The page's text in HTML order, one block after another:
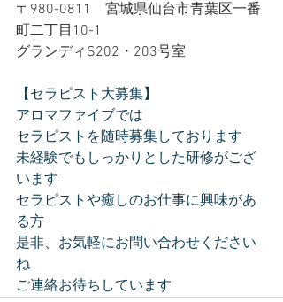
〒980-0811　宮城県仙台市青葉区一番
町二丁目10-1
グランディS202・203号室
【セラピスト大募集】
アロマファイブでは
セラピストを随時募集しております
未経験でもしっかりとした研修がござ
います
セラピストや癒しのお仕事に興味があ
る方
是非、お気軽にお問い合わせください
ね
ご連絡お待ちしています